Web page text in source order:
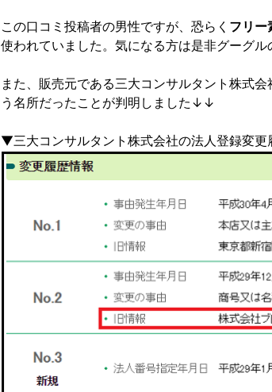
この口コミ投稿者の男性ですが、恐らく フリー
使われていました。気になる方は是非グーグル
また、販売元である三大コンサルタント株式
う名所だったことが判明しました↓↓
▼三大コンサルタント株式会社の法人登録変更